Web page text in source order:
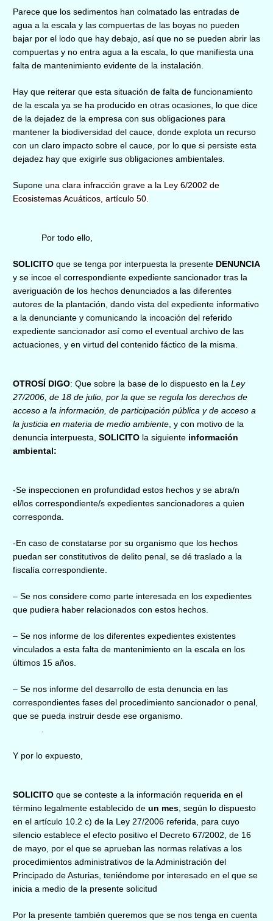
Parece que los sedimentos han colmatado las entradas de
agua a la escala y las compuertas de las boyas no pueden
bajar por el lodo que hay debajo, así que no se pueden abrir las
compuertas y no entra agua a la escala, lo que manifiesta una
falta de mantenimiento evidente de la instalación.
Hay que reiterar que esta situación de falta de funcionamiento
de la escala ya se ha producido en otras ocasiones, lo que dice
de la dejadez de la empresa con sus obligaciones para
mantener la biodiversidad del cauce, donde explota un recurso
con un claro impacto sobre el cauce, por lo que si persiste esta
dejadez hay que exigirle sus obligaciones ambientales.
Supone una clara infracción grave a la Ley 6/2002 de
Ecosistemas Acuáticos, artículo 50.
Por todo ello,
SOLICITO que se tenga por interpuesta la presente DENUNCIA
y se incoe el correspondiente expediente sancionador tras la
averiguación de los hechos denunciados a las diferentes
autores de la plantación, dando vista del expediente informativo
a la denunciante y comunicando la incoación del referido
expediente sancionador así como el eventual archivo de las
actuaciones, y en virtud del contenido fáctico de la misma.
OTROSÍ DIGO: Que sobre la base de lo dispuesto en la Ley
27/2006, de 18 de julio, por la que se regula los derechos de
acceso a la información, de participación pública y de acceso a
la justicia en materia de medio ambiente , y con motivo de la
denuncia interpuesta, SOLICITO la siguiente información
ambiental:
-Se inspeccionen en profundidad estos hechos y se abra/n
el/los correspondiente/s expedientes sancionadores a quien
corresponda.
-En caso de constatarse por su organismo que los hechos
puedan ser constitutivos de delito penal, se dé traslado a la
fiscalía correspondiente.
– Se nos considere como parte interesada en los expedientes
que pudiera haber relacionados con estos hechos.
– Se nos informe de los diferentes expedientes existentes
vinculados a esta falta de mantenimiento en la escala en los
últimos 15 años.
– Se nos informe del desarrollo de esta denuncia en las
correspondientes fases del procedimiento sancionador o penal,
que se pueda instruir desde ese organismo.
Y por lo expuesto,
SOLICITO que se conteste a la información requerida en el
término legalmente establecido de un mes , según lo dispuesto
en el artículo 10.2 c) de la Ley 27/2006 referida, para cuyo
silencio establece el efecto positivo el Decreto 67/2002, de 16
de mayo, por el que se aprueban las normas relativas a los
procedimientos administrativos de la Administración del
Principado de Asturias, teniéndome por interesado en el que se
inicia a medio de la presente solicitud
Por la presente también queremos que se nos tenga en cuenta